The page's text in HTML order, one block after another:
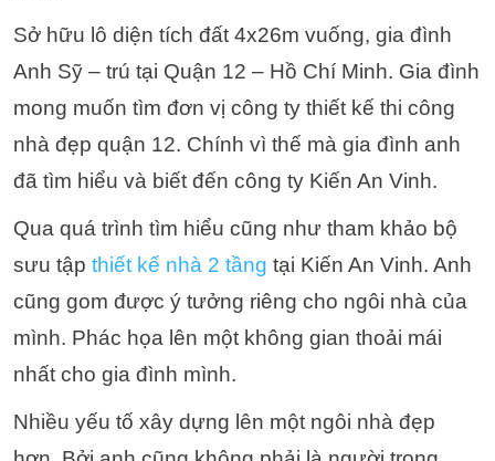
Sở hữu lô diện tích đất 4x26m vuống, gia đình
Anh Sỹ – trú tại Quận 12 – Hồ Chí Minh. Gia đình
mong muốn tìm đơn vị công ty thiết kế thi công
nhà đẹp quận 12. Chính vì thế mà gia đình anh
đã tìm hiểu và biết đến công ty Kiến An Vinh.
Qua quá trình tìm hiểu cũng như tham khảo bộ
sưu tập thiết kế nhà 2 tầng tại Kiến An Vinh. Anh
cũng gom được ý tưởng riêng cho ngôi nhà của
mình. Phác họa lên một không gian thoải mái
nhất cho gia đình mình.
Nhiều yếu tố xây dựng lên một ngôi nhà đẹp